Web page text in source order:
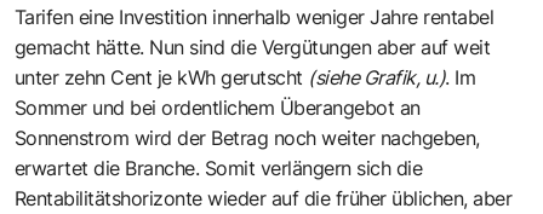
Tarifen eine Investition innerhalb weniger Jahre rentabel
gemacht hätte. Nun sind die Vergütungen aber auf weit
unter zehn Cent je kWh gerutscht (siehe Grafik, u.). Im
Sommer und bei ordentlichem Überangebot an
Sonnenstrom wird der Betrag noch weiter nachgeben,
erwartet die Branche. Somit verlängern sich die
Rentabilitätshorizonte wieder auf die früher üblichen, aber